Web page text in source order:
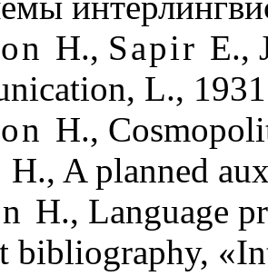
H., Sapir E.,
L.,
H.,
H., A planned
H., Language
bibliography,